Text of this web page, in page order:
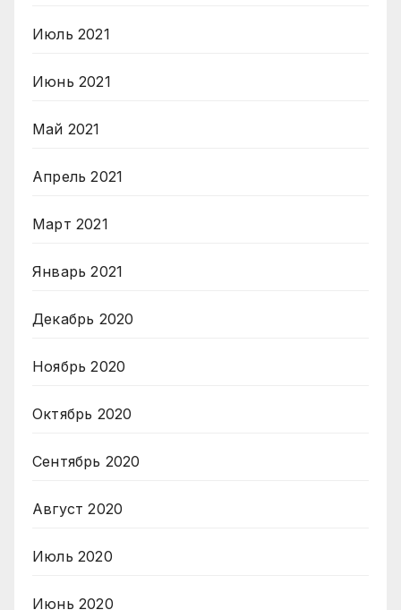
Июль 2021
Июнь 2021
Май 2021
Апрель 2021
Март 2021
Январь 2021
Декабрь 2020
Ноябрь 2020
Октябрь 2020
Сентябрь 2020
Август 2020
Июль 2020
Июнь 2020